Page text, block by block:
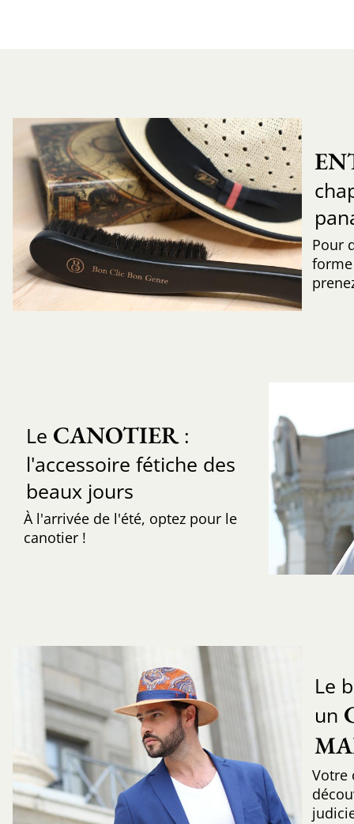
Pour
Le CANOTIER:
l'accessoire fétiche des
beaux jours
À l'arrivée de l'été, optez pour le
canotier !
Le
un
Votre